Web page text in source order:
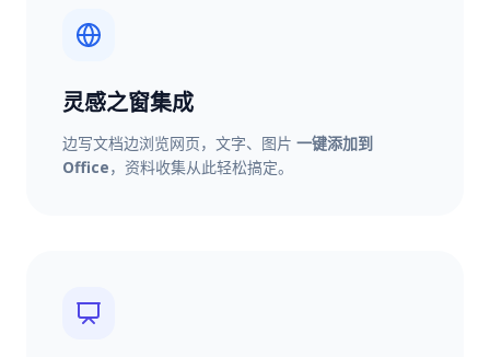
灵感之窗集成
边写文档边浏览网页，文字、图片 一键添加到
Office，资料收集从此轻松搞定。